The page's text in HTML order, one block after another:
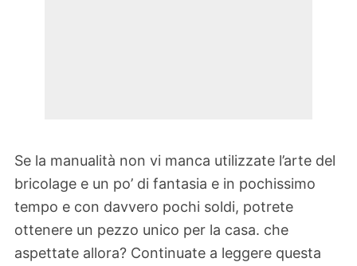
Se la manualità non vi manca utilizzate l’arte del
bricolage e un po’ di fantasia e in pochissimo
tempo e con davvero pochi soldi, potrete
ottenere un pezzo unico per la casa. che
aspettate allora? Continuate a leggere questa